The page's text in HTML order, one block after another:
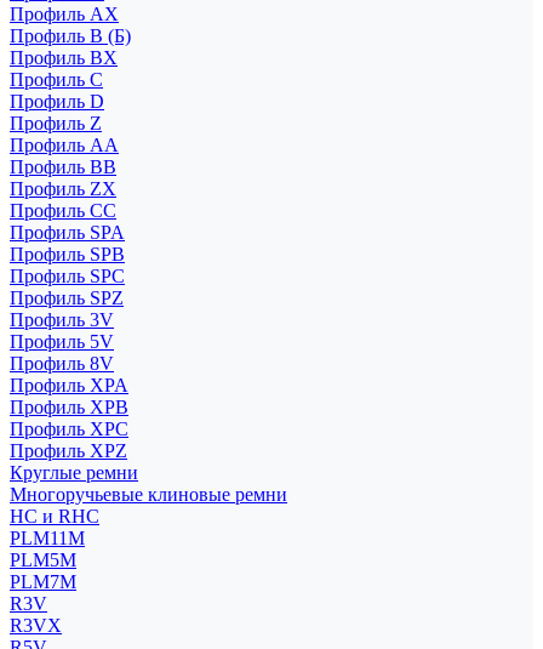
Профиль AX
Профиль B (Б)
Профиль BX
Профиль C
Профиль D
Профиль Z
Профиль АА
Профиль BB
Профиль ZX
Профиль CC
Профиль SPA
Профиль SPB
Профиль SPC
Профиль SPZ
Профиль 3V
Профиль 5V
Профиль 8V
Профиль XPA
Профиль XPB
Профиль XPC
Профиль XPZ
Круглые ремни
Многоручьевые клиновые ремни
HC и RHC
PLM11M
PLM5M
PLM7M
R3V
R3VX